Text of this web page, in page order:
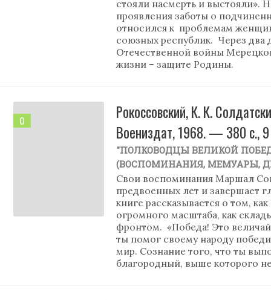
стояли насмерть и выстояли».
проявления заботы о
относился к проблемам
союзных республик. Через два
Отечественной войны
жизни – защите Родины.
0
Рокоссовский, К. К.
Воениздат, 1968. — 380 с.,
"ПОЛКОВОДЦЫ ВЕЛИКОЙ
(ВОСПОМИНАНИЯ, МЕМУАРЫ,
Свои воспоминания Маршал
предвоенных лет и завершает
книге рассказывается о том,
огромного масштаба, как
фронтом. «Победа! Это
ты помог своему народу
мир. Сознание того, что ты
благородный, выше которого